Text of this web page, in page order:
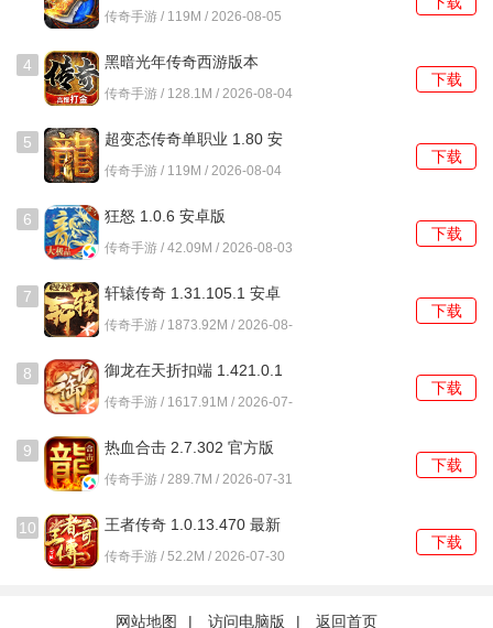
游戏评测
1、游戏中有大量的玩家全天在线，玩家们可以快速组队满足
自己的需求。
2、高手之间的切磋也是非常爽快，玩家们还可以炼化专属于
自己的神器，成为传奇世界中的王者。
3、在复古神途手游中，极品装备随机掉落，稀有的上古神兽
坐骑也会不断送出。
4、数万人同屏激战，炫酷夺目的粒子特效让人大呼过瘾。
复古神途手游散人攻略
1、选择合适的职业：在复古神途手游中，不同职业有着不同
的特点和技能。散人玩家可以根据自己的喜好和游戏风格选
择合适的职业，战士适合近战输出，法师适合远程输出，道
士适合辅助等等。
2、合理分配属性点：在玩家可以根据自己的职业和需求来合
理分配属性点，提升自己的战斗力。散人玩家可以根据自己
卓版
传奇手游 / 119M / 2026-08-05
4
黑暗光年传奇西游版本
1.1.7 官方版
传奇手游 / 128.1M / 2026-08-04
下载
5
超变态传奇单职业 1.80 安
卓版
传奇手游 / 119M / 2026-08-04
下载
6 狂怒 1.0.6 安卓版
传奇手游 / 42.09M / 2026-08-03
下载
7
轩辕传奇 1.31.105.1 安卓
版
传奇手游 / 1873.92M / 2026-08-
下载
8
御龙在天折扣端 1.421.0.1
官方版
传奇手游 / 1617.91M / 2026-07-
下载
9 热血合击 2.7.302 官方版
传奇手游 / 289.7M / 2026-07-31
下载
10
王者传奇 1.0.13.470 最新
版
传奇手游 / 52.2M / 2026-07-30
下载
网站地图 | 访问电脑版 | 返回首页